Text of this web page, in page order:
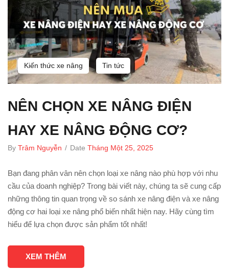
Kiến thức xe nâng Tin tức
NÊN CHỌN XE NÂNG ĐIỆN
HAY XE NÂNG ĐỘNG CƠ?
By Trâm Nguyễn / Date Tháng Một 25, 2025
Bạn đang phân vân nên chọn loại xe nâng nào phù hợp với nhu
cầu của doanh nghiệp? Trong bài viết này, chúng ta sẽ cung cấp
những thông tin quan trọng về so sánh xe nâng điện và xe nâng
động cơ hai loại xe nâng phổ biến nhất hiện nay. Hãy cùng tìm
hiểu để lựa chọn được sản phẩm tốt nhất!
XEM THÊM